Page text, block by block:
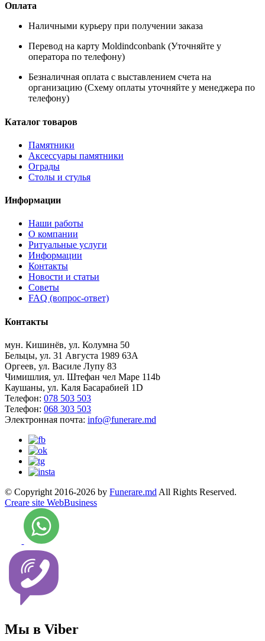
Оплата
Наличными курьеру при получении заказа
Перевод на карту Moldindconbank (Уточняйте у
оператора по телефону)
Безналичная оплата с выставлением счета на
организацию (Схему оплаты уточняйте у менеджера по
телефону)
Каталог товаров
Памятники
Аксессуары памятники
Ограды
Столы и стулья
Информации
Наши работы
О компании
Ритуальные услуги
Информации
Контакты
Новости и статьи
Советы
FAQ (вопрос-ответ)
Контакты
мун. Кишинёв, ул. Колумна 50
Бельцы, ул. 31 Августа 1989 63А
Оргеев, ул. Василе Лупу 83
Чимишлия, ул. Штефан чел Маре 114b
Каушаны, ул. Каля Басарабией 1D
Телефон: 078 503 503
Телефон: 068 303 503
Электронная почта: info@funerare.md
© Copyright 2016-2026 by Funerare.md All Rights Reserved.
Creare site WebBusiness
Мы в Viber